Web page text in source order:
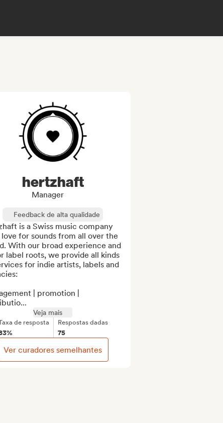
hertzhaft
Manager
Feedback de alta qualidade
is a Swiss music company
for sounds from all over the
With our broad experience and
label roots, we provide all kinds
for indie artists, labels and
| promotion |
Veja mais
de resposta Respostas dadas
75
Ver curadores semelhantes